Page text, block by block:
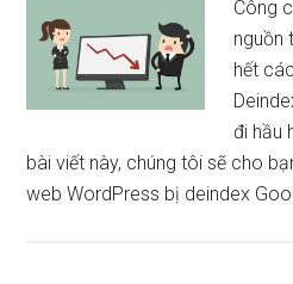
Công
nguồn
hết
đi hầu
bài viết này, chúng tôi sẽ cho
web WordPress bị deindex